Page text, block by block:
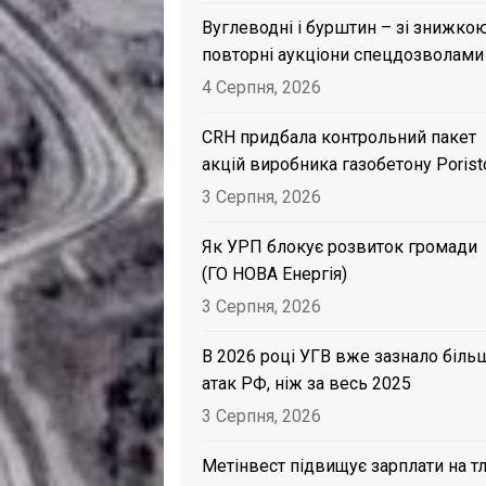
Вуглеводні і бурштин – зі
повторні аукціони спецдозволами
4 Серпня, 2026
CRH придбала контрольний пакет
акцій виробника газобетону
3 Серпня, 2026
Як УРП блокує розвиток громади
(ГО НОВА Енергія)
3 Серпня, 2026
В 2026 році УГВ вже зазнало
атак РФ, ніж за весь 2025
3 Серпня, 2026
Метінвест підвищує зарплати на